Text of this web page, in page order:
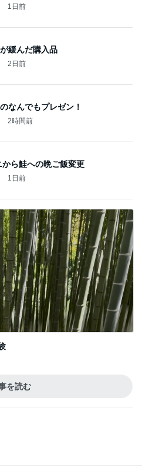
1日前
緩んだ購入品
2日前
なんでもプレゼン！
2時間前
ら鮭への晩ご飯変更
1日前
を読む